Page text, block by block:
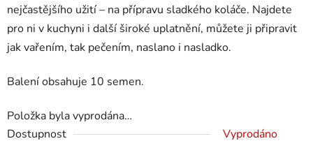
nejčastějšího užití – na přípravu sladkého koláče. Najdete
pro ni v kuchyni i další široké uplatnění, můžete ji připravit
jak vařením, tak pečením, naslano i nasladko.
Balení obsahuje 10 semen.
Položka byla vyprodána…
Dostupnost
Vyprodáno